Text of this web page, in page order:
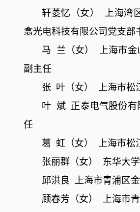
轩菱忆（女）
上海湾
翕光电科技有限公司党支部
马
兰（女）
上海市
副主任
张 叶（女）
上海市
叶 斌
正泰电气股份
任
葛
虹（女）
上海市
张丽群（女）
东华大
邱洪良
上海市青浦区
顾春芳（女）
上海市